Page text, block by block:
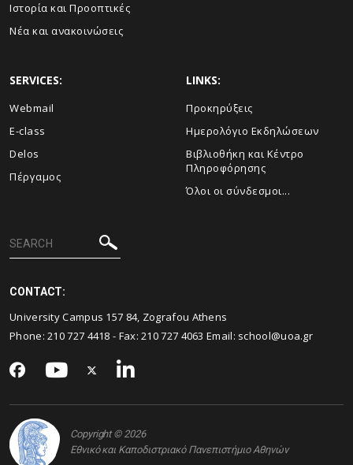
Ιστορία και Προοπτικές
Νέα και ανακοινώσεις
SERVICES:
Webmail
E-class
Delos
Πέργαμος
LINKS:
Προκηρύξεις
Ημερολόγιο Εκδηλώσεων
Βιβλιοθήκη και Κέντρο
Πληροφόρησης
Όλοι οι σύνδεσμοι...
CONTACT:
University Campus 157 84, Zografou Athens
Phone:210 727 4418 - Fax:210 727 4063 Email: school@uoa.gr
Copyright © 2026
Εθνικό και Καποδιστριακό Πανεπιστήμιο Αθηνών